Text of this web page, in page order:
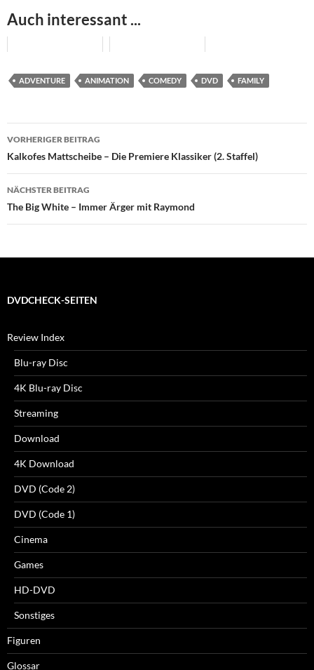
Auch interessant ...
ADVENTURE ANIMATION COMEDY DVD FAMILY
Beitragsnavigation
VORHERIGER BEITRAG
Kalkofes Mattscheibe – Die Premiere Klassiker (2. Staffel)
NÄCHSTER BEITRAG
The Big White – Immer Ärger mit Raymond
DVDCHECK-SEITEN
Review Index
Blu-ray Disc
4K Blu-ray Disc
Streaming
Download
4K Download
DVD (Code 2)
DVD (Code 1)
Cinema
Games
HD-DVD
Sonstiges
Figuren
Glossar